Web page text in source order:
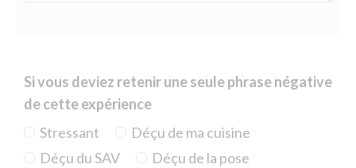
Si vous deviez retenir une seule phrase négative
de cette expérience
Stressant
Déçu de ma cuisine
Déçu du SAV
Déçu de la pose